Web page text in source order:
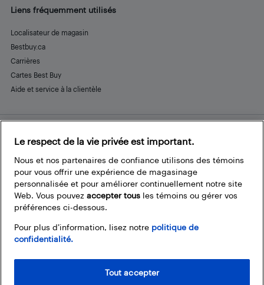
Liens fréquemment utilisés
Localisateur de magasin
Bestbuy.ca
Carrières
Cartes Best Buy
Aide et service à la clientèle
Restez connecté
FacebookInstagram
PinterestLinkedInYouTube
Le respect de la vie privée est important.
Nous et nos partenaires de confiance utilisons des témoins
pour vous offrir une expérience de magasinage
personnalisée et pour améliorer continuellement notre site
Web. Vous pouvez accepter tous les témoins ou gérer vos
préférences ci-dessous.
Pour plus d’information, lisez notre politique de
confidentialité.
Tout accepter